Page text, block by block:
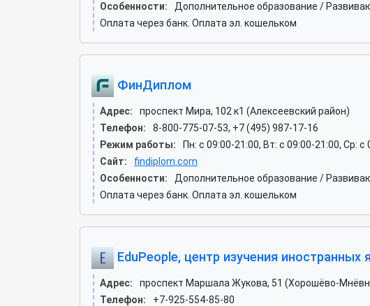
Особенности:
Дополнительное образование /
Оплата через банк. Оплата эл. кошельком
ФинДиплом
Адрес:
проспект Мира, 102 к1 (Алексеевский район)
Телефон:
8-800-775-07-53, +7 (495) 987-17-16
Режим работы:
Пн: c 09:00-21:00, Вт: c 09:00-21:00, Ср:
Сайт:
findiplom.com
Особенности:
Дополнительное образование /
Оплата через банк. Оплата эл. кошельком
EduPeople, центр изучения иностранных
Адрес:
проспект Маршала Жукова, 51 (Хорошёво-
Телефон:
+7-925-554-85-80